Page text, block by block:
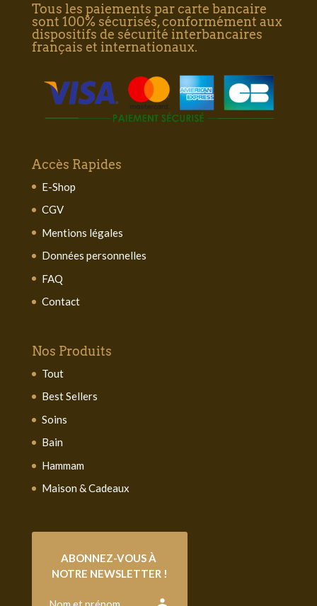
Tous les paiements par carte bancaire
sont 100% sécurisés, conformément aux
dispositifs de sécurité interbancaires
français et internationaux.
Accès Rapides
E-Shop
CGV
Mentions légales
Données personnelles
FAQ
Contact
Nos Produits
Tout
Best Sellers
Soins
Bain
Hammam
Maison & Cadeaux
ABONNEZ-VOUS À
NOTRE NEWSLETTER !
person